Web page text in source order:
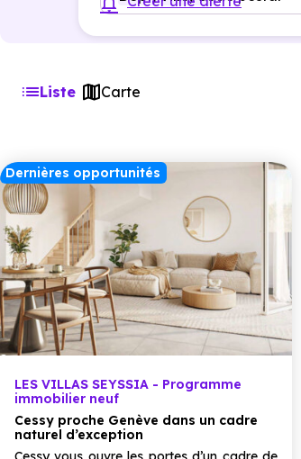
Liste Carte
Dernières opportunités
LES VILLAS SEYSSIA - Programme
immobilier neuf
Cessy proche Genève dans un cadre
naturel d’exception